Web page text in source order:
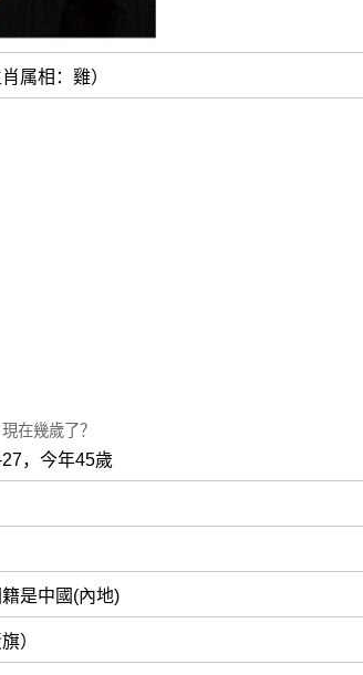
属相：雞）
在幾歲了？
，今年45歲
是中國(內地)
）